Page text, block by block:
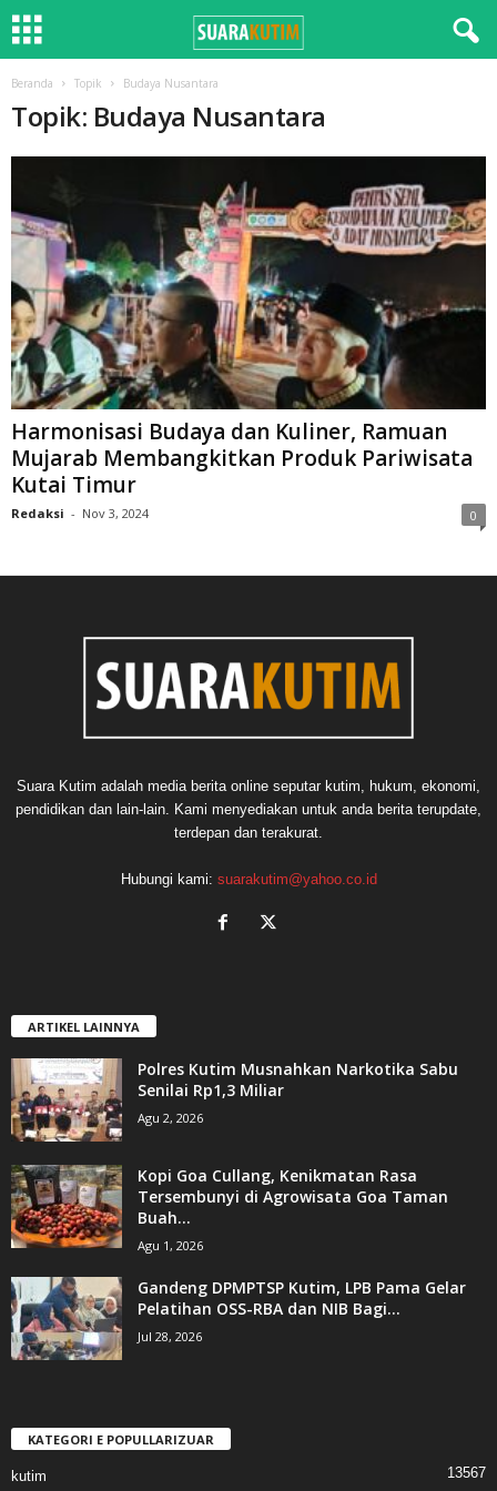
Beranda Topik Budaya Nusantara
Topik: Budaya Nusantara
Harmonisasi Budaya dan Kuliner, Ramuan
Mujarab Membangkitkan Produk Pariwisata
Kutai Timur
Redaksi - Nov 3, 2024 0
Suara Kutim adalah media berita online seputar kutim, hukum, ekonomi,
pendidikan dan lain-lain. Kami menyediakan untuk anda berita terupdate,
terdepan dan terakurat.
Hubungi kami: suarakutim@yahoo.co.id
ARTIKEL LAINNYA
Polres Kutim Musnahkan Narkotika Sabu
Senilai Rp1,3 Miliar
Agu 2, 2026
Kopi Goa Cullang, Kenikmatan Rasa
Tersembunyi di Agrowisata Goa Taman
Buah...
Agu 1, 2026
Gandeng DPMPTSP Kutim, LPB Pama Gelar
Pelatihan OSS-RBA dan NIB Bagi...
Jul 28, 2026
KATEGORI E POPULLARIZUAR
kutim 13567